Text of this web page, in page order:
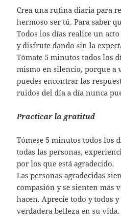
Crea una rutina diaria para
hermoso ser tú. Para saber
Todos los días realice un
y disfrute dando sin la
Tómate 5 minutos todos los
mismo en silencio, porque a
puedes encontrar las
ruidos del día a día nunca
Practicar la gratitud
Tómese 5 minutos todos los
todas las personas,
por los que está agradecido.
Las personas agradecidas
compasión y se sienten más
hacen. Aprecie todo y todos
verdadera belleza en su vida.